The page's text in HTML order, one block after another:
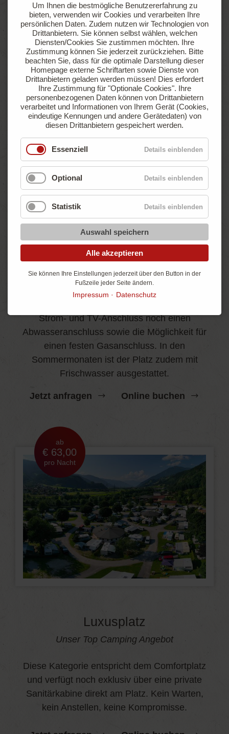
sowie einer Gasanschlussmöglichkeit
Jetzt anfragen Online buchen
Comfortstellplatz
Noch mehr Komfort
Strom- und TV-Anschluss noch einen
Abwasseranschluss sowie die Möglichkeit für
einen festen Gasanschluss. In den
Sommermonaten ist der Platz zudem mit
Frischwasser ausgestattet.
Jetzt anfragen Online buchen
ab
€ 47,90
pro Nacht
ab
€ 63,00
pro Nacht
Luxusplatz
Unser Top Camping Angebot
Diese Kategorie entspricht dem Comfortplatz
und verfügt noch exklusiv über eine private
Sanitärkabine direkt am Platz. Kein Warten,
kein Anstellen, keine Kompromisse.
Um Ihnen die bestmögliche Benutzererfahrung zu
bieten, verwenden wir Cookies und verarbeiten Ihre
persönlichen Daten. Zudem nutzen wir Technologien von
Drittanbietern. Sie können selbst wählen, welchen
Diensten/Cookies Sie zustimmen möchten. Ihre
Zustimmung können Sie jederzeit zurückziehen. Bitte
beachten Sie, dass für die optimale Darstellung dieser
Homepage externe Schriftarten sowie Dienste von
Drittanbietern geladen werden müssen! Dies erfordert
Ihre Zustimmung für "Optionale Cookies". Ihre
personenbezogenen Daten können von Drittanbietern
verarbeitet und Informationen von Ihrem Gerät (Cookies,
eindeutige Kennungen und andere Gerätedaten) von
diesen Drittanbietern gespeichert werden.
Essenziell Details einblenden
Optional Details einblenden
Statistik Details einblenden
Auswahl speichern
Alle akzeptieren
Sie können Ihre Einstellungen jederzeit über den Button in der
Fußzeile jeder Seite ändern.
Impressum Datenschutz